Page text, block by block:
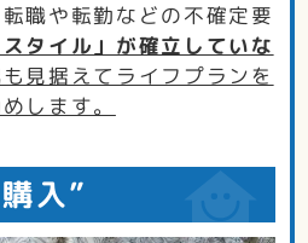
職や転勤などの不確定要
スタイル」が確立していな
見据えてライフプランを
します。
入”